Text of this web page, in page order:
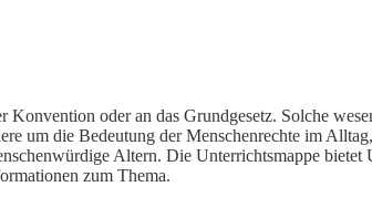
oder an das Grundgesetz. Solche
um die Bedeutung der Menschenrechte im
Altern. Die Unterrichtsmappe bietet
zum Thema.